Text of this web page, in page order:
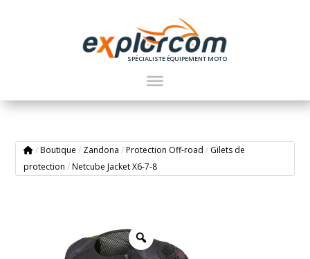
SPÉCIALISTE ÉQUIPEMENT MOTO
/ Boutique / Zandona / Protection Off-road / Gilets de
protection / Netcube Jacket X6-7-8